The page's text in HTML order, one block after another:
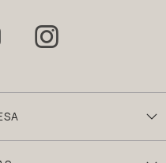
